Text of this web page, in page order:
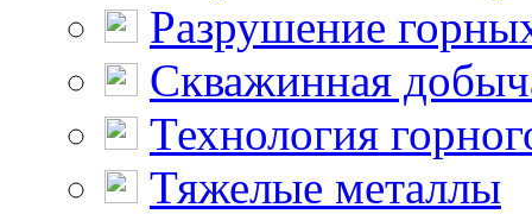
Разрушение
Скважинная
Технология
Тяжелые металлы